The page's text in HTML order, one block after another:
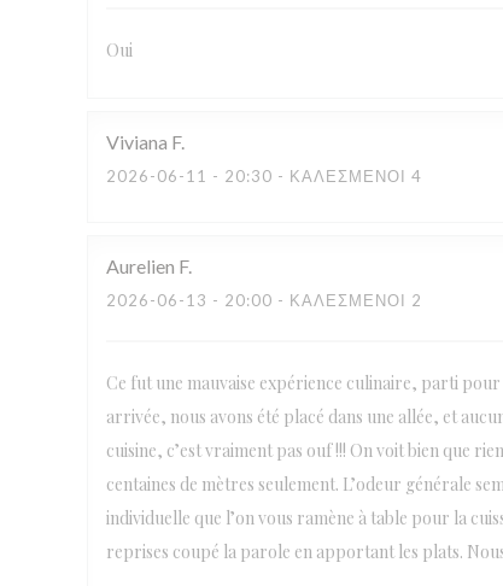
Oui
Viviana F
2026-06-11 - 20:30 - ΚΑΛΕΣΜΈΝΟΙ 4
Aurelien F
2026-06-13 - 20:00 - ΚΑΛΕΣΜΈΝΟΙ 2
Ce fut une mauvaise expérience culinaire, parti
arrivée, nous avons été placé dans une allée, et
cuisine, c’est vraiment pas ouf !!! On voit bien que
centaines de mètres seulement. L’odeur générale
individuelle que l’on vous ramène à table pour la
reprises coupé la parole en apportant les plats.